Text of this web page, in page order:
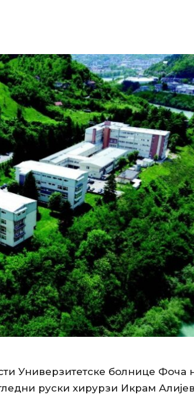
Универзитетске болнице Фоча
руски хирурзи Икрам